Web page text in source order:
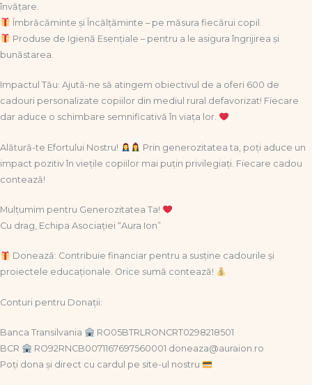
învățare.
Îmbrăcăminte și Încălțăminte – pe măsura fiecărui copil.
Produse de Igienă Esențiale – pentru a le asigura îngrijirea și
bunăstarea.
Impactul Tău: Ajută-ne să atingem obiectivul de a oferi 600 de
cadouri personalizate copiilor din mediul rural defavorizat! Fiecare
dar aduce o schimbare semnificativă în viața lor.
Alătură-te Efortului Nostru!
Prin generozitatea ta, poți aduce un
impact pozitiv în viețile copiilor mai puțin privilegiați. Fiecare cadou
contează!
Mulțumim pentru Generozitatea Ta!
Cu drag, Echipa Asociației “Aura Ion”
Donează: Contribuie financiar pentru a susține cadourile și
proiectele educaționale. Orice sumă contează!
Conturi pentru Donații:
Banca Transilvania
RO05BTRLRONCRT0298218501
BCR
RO92RNCB0071167697560001 doneaza@auraion.ro
Poți dona și direct cu cardul pe site-ul nostru